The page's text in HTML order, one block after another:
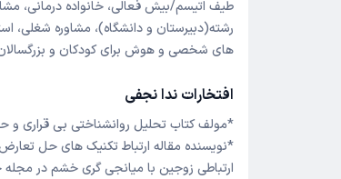
طیف اتیسم/بیش فعالی، خانواده درمانی،
رشته(دبیرستان و دانشگاه)، مشاوره شغلی،
های شخصی و هوش برای کودکان و
افتخارات ندا نجفی
*مولف کتاب تحلیل روانشناختی بی قراری و
*نویسنده مقاله ارتباط تکنیک های حل تعارض
ارتباطی زوجین با میانجی گری خشم در مجله